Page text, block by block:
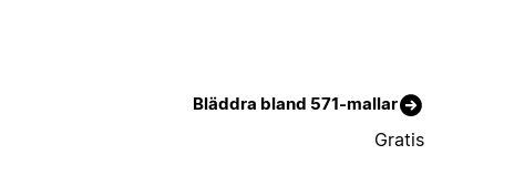
Bläddra bland 571-mallar
Gratis